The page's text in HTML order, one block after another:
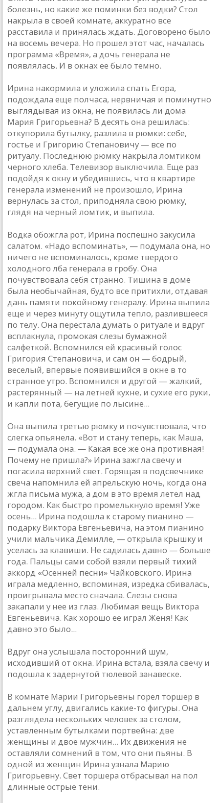
болезнь, но какие же поминки без водки? Стол
накрыла в своей комнате, аккуратно все
расставила и принялась ждать. Договорено было
на восемь вечера. Но прошел этот час, началась
программа «Время», а дочь генерала не
появлялась. И в окнах ее было темно.
Ирина накормила и уложила спать Егора,
подождала еще полчаса, нервничая и поминутно
выглядывая из окна, не появилась ли дома
Мария Григорьевна? В десять она решилась:
откупорила бутылку, разлила в рюмки: себе,
гостье и Григорию Степановичу — все по
ритуалу. Последнюю рюмку накрыла ломтиком
черного хлеба. Телевизор выключила. Еще раз
подойдя к окну и убедившись, что в квартире
генерала изменений не произошло, Ирина
вернулась за стол, приподняла свою рюмку,
глядя на черный ломтик, и выпила.
Водка обожгла рот, Ирина поспешно закусила
салатом. «Надо вспоминать», — подумала она, но
ничего не вспоминалось, кроме твердого
холодного лба генерала в гробу. Она
почувствовала себя странно. Тишина в доме
была необычайная, будто все притихли, отдавая
дань памяти покойному генералу. Ирина выпила
еще и через минуту ощутила тепло, разлившееся
по телу. Она перестала думать о ритуале и вдруг
всплакнула, промокая слезы бумажной
салфеткой. Вспомнился ей красивый голос
Григория Степановича, и сам он — бодрый,
веселый, впервые появившийся в окне в то
странное утро. Вспомнился и другой — жалкий,
растерянный — на летней кухне, и сухие его руки,
и капли пота, бегущие по лысине...
Она выпила третью рюмку и почувствовала, что
слегка опьянела. «Вот и стану теперь, как Маша,
— подумала она. — Какая все же она противная!
Почему не пришла?» Ирина зажгла свечу и
погасила верхний свет. Горящая в подсвечнике
свеча напомнила ей апрельскую ночь, когда она
жгла письма мужа, а дом в это время летел над
городом. Как быстро промелькнуло время! Уже
осень... Ирина подошла к старому пианино —
подарку Виктора Евгеньевича, на этом пианино
учили мальчика Демилле, — открыла крышку и
уселась за клавиши. Не садилась давно — больше
года. Пальцы сами собой взяли первый тихий
аккорд «Осенней песни» Чайковского. Ирина
играла медленно, вспоминая, изредка сбивалась,
проигрывала место сначала. Слезы снова
закапали у нее из глаз. Любимая вещь Виктора
Евгеньевича. Как хорошо ее играл Женя! Как
давно это было...
Вдруг она услышала посторонний шум,
исходивший от окна. Ирина встала, взяла свечу и
подошла к задернутой тюлевой занавеске.
В комнате Марии Григорьевны горел торшер в
дальнем углу, двигались какие-то фигуры. Она
разглядела нескольких человек за столом,
уставленным бутылками портвейна: две
женщины и двое мужчин... Их движения не
оставляли сомнений в том, что они пьяны. В
одной из женщин Ирина узнала Марию
Григорьевну. Свет торшера отбрасывал на пол
длинные острые тени.